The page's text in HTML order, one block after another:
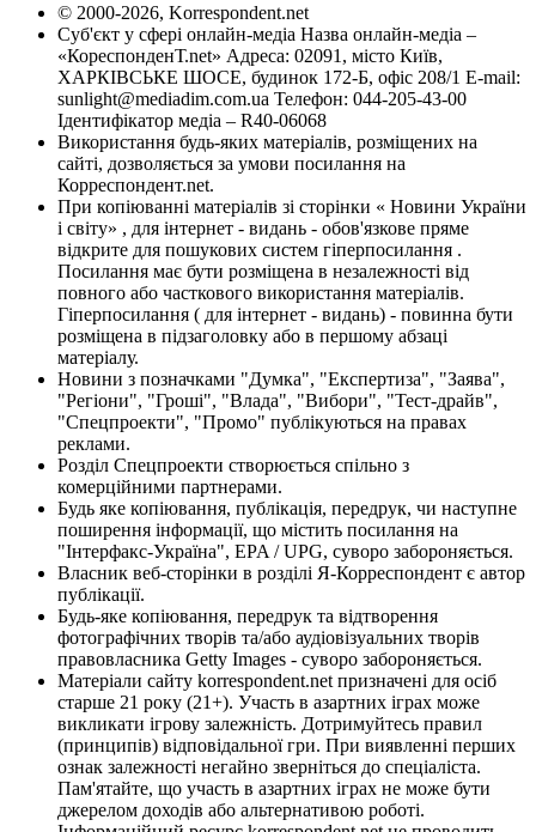
© 2000-2026, Korrespondent.net
Суб'єкт у сфері онлайн-медіа Назва онлайн-медіа –
«КореспонденТ.net» Адреса: 02091, місто Київ,
ХАРКІВСЬКЕ ШОСЕ, будинок 172-Б, офіс 208/1 E-mail:
sunlight@mediadim.com.ua Телефон: 044-205-43-00
Ідентифікатор медіа – R40-06068
Використання будь-яких матеріалів, розміщених на
сайті, дозволяється за умови посилання на
Корреспондент.net.
При копіюванні матеріалів зі сторінки « Новини України
і світу» , для інтернет - видань - обов'язкове пряме
відкрите для пошукових систем гіперпосилання .
Посилання має бути розміщена в незалежності від
повного або часткового використання матеріалів.
Гіперпосилання ( для інтернет - видань) - повинна бути
розміщена в підзаголовку або в першому абзаці
матеріалу.
Новини з позначками "Думка", "Експертиза", "Заява",
"Регіони", "Гроші", "Влада", "Вибори", "Тест-драйв",
"Спецпроекти", "Промо" публікуються на правах
реклами.
Розділ Спецпроекти створюється спільно з
комерційними партнерами.
Будь яке копіювання, публікація, передрук, чи наступне
поширення інформації, що містить посилання на
"Інтерфакс-Україна", EPA / UPG, суворо забороняється.
Власник веб-сторінки в розділі Я-Корреспондент є автор
публікації.
Будь-яке копіювання, передрук та відтворення
фотографічних творів та/або аудіовізуальних творів
правовласника Getty Images - суворо забороняється.
Матеріали сайту korrespondent.net призначені для осіб
старше 21 року (21+). Участь в азартних іграх може
викликати ігрову залежність. Дотримуйтесь правил
(принципів) відповідальної гри. При виявленні перших
ознак залежності негайно зверніться до спеціаліста.
Пам'ятайте, що участь в азартних іграх не може бути
джерелом доходів або альтернативою роботі.